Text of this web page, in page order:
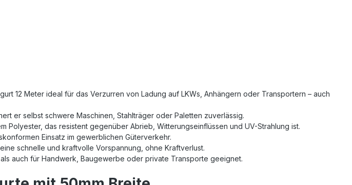
12 Meter ideal für das Verzurren von Ladung auf LKWs, Anhängern oder Transportern – auch
er selbst schwere Maschinen, Stahlträger oder Paletten zuverlässig.
Polyester, das resistent gegenüber Abrieb, Witterungseinflüssen und UV-Strahlung ist.
Einsatz im gewerblichen Güterverkehr.
schnelle und kraftvolle Vorspannung, ohne Kraftverlust.
auch für Handwerk, Baugewerbe oder private Transporte geeignet.